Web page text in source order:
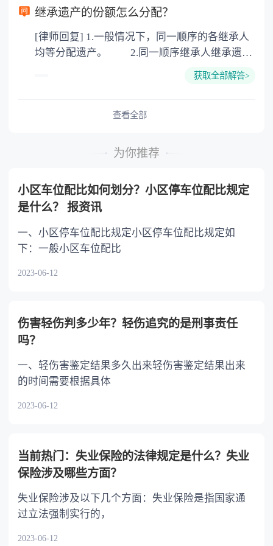
以防对财产继承发生纠纷，可以对遗产继承进行
公证。
继承遗产的份额怎么分配？
[律师回复] 1.一般情况下，同一顺序的各继承人
均等分配遗产。 2.同一顺序继承人继承遗产
或者与被继承人共同生活的继承人，分配遗产
的继承人，不尽扶养义务的，分配遗产时，应当
获取全部解答>
查看全部
为你推荐
小区车位配比如何划分？小区停车位配比规定
是什么？ 报资讯
一、小区停车位配比规定小区停车位配比规定如
下：一般小区车位配比
2023-06-12
伤害轻伤判多少年？轻伤追究的是刑事责任
吗？
一、轻伤害鉴定结果多久出来轻伤害鉴定结果出来
的时间需要根据具体
2023-06-12
当前热门：失业保险的法律规定是什么？失业
保险涉及哪些方面？
失业保险涉及以下几个方面：失业保险是指国家通
过立法强制实行的，
2023-06-12